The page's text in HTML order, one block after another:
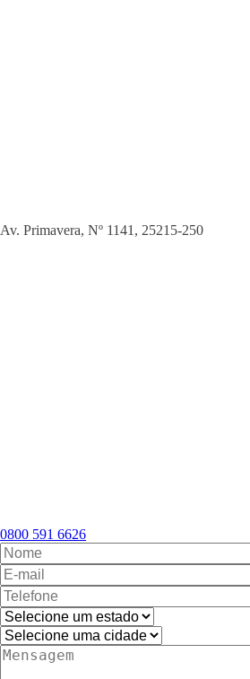
Av. Primavera, Nº 1141 , 25215-250
0800 591 6626